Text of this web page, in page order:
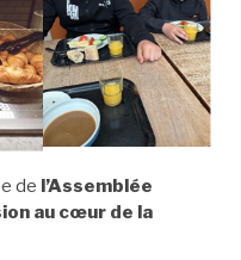
de l’Assemblée
au cœur de la